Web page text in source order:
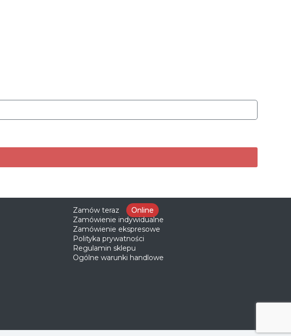
Zamów teraz
Online
Zamówienie indywidualne
Zamówienie ekspresowe
Polityka prywatności
Regulamin sklepu
Ogólne warunki handlowe